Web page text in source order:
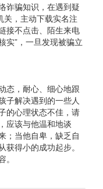
诈骗知识，在遇到疑
，主动下载实名注
接不点击、陌生来电
实”，一旦发现被骗立
态，耐心、细心地跟
子解决遇到的一些人
的心理状态不佳，请
应该与他温和地谈
；当他自卑，缺乏自
得小的成功起步。